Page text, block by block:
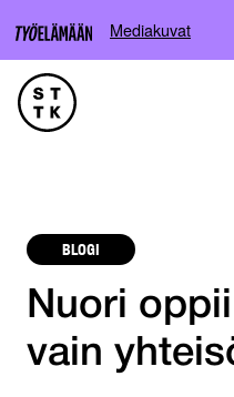
Mediakuvat
BLOGI
Nuori
vain